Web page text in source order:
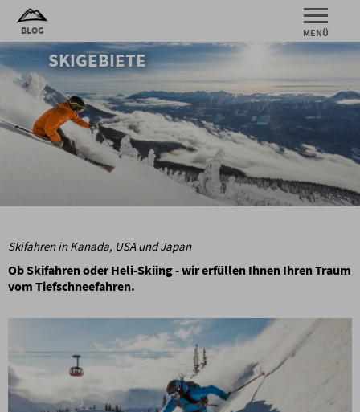
SKIGEBIETE
Skifahren in Kanada, USA und Japan
Ob Skifahren oder Heli-Skiing - wir erfüllen Ihnen Ihren Traum
vom Tiefschneefahren.